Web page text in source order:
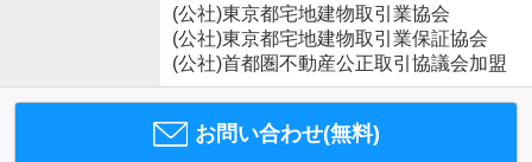
(公社)東京都宅地建物取引業協会
(公社)東京都宅地建物取引業保証協会
(公社)首都圏不動産公正取引協議会加盟
お問い合わせ(無料)